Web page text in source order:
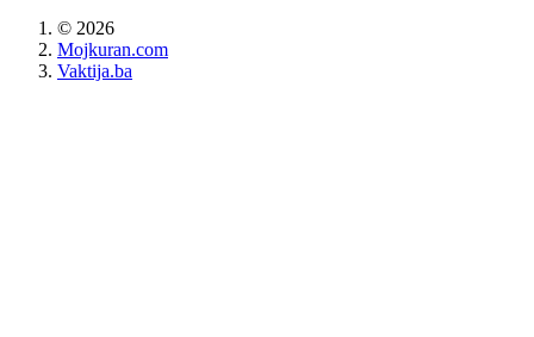
© 2026
Mojkuran.com
Vaktija.ba